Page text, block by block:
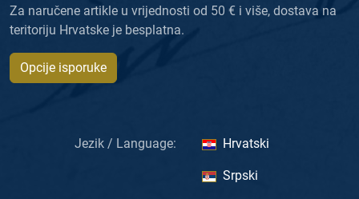
Za naručene artikle u vrijednosti od 50 € i više, dostava na
teritoriju Hrvatske je besplatna.
Opcije isporuke
Jezik / Language: Hrvatski
Srpski